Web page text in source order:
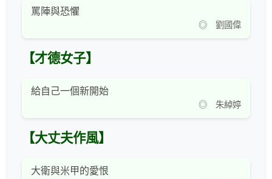
罵陣與恐懼
◎ 劉國偉
【才德女子】
給自己一個新開始
◎ 朱綽婷
【大丈夫作風】
大衛與米甲的愛恨